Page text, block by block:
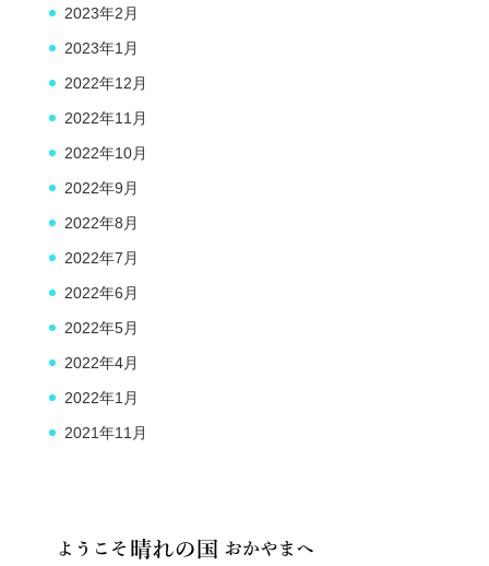
2023年2月
2023年1月
2022年12月
2022年11月
2022年10月
2022年9月
2022年8月
2022年7月
2022年6月
2022年5月
2022年4月
2022年1月
2021年11月